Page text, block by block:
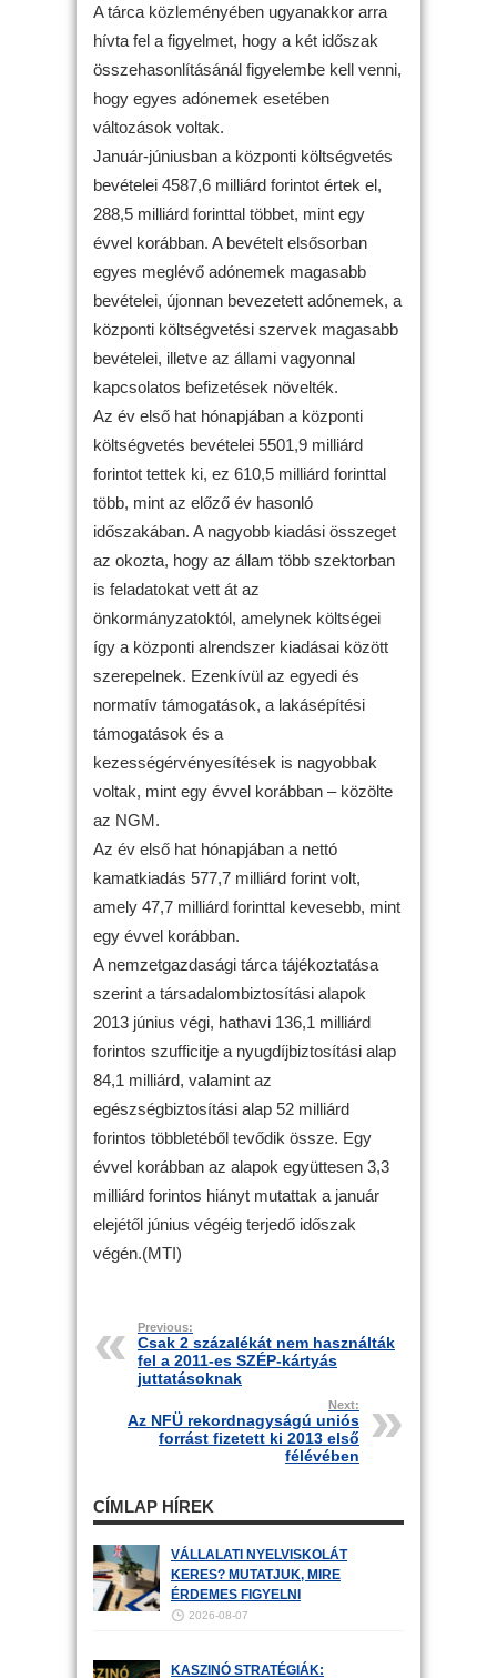
A tárca közleményében ugyanakkor arra
hívta fel a figyelmet, hogy a két időszak
összehasonlításánál figyelembe kell venni,
hogy egyes adónemek esetében
változások voltak.
Január-júniusban a központi költségvetés
bevételei 4587,6 milliárd forintot értek el,
288,5 milliárd forinttal többet, mint egy
évvel korábban. A bevételt elsősorban
egyes meglévő adónemek magasabb
bevételei, újonnan bevezetett adónemek, a
központi költségvetési szervek magasabb
bevételei, illetve az állami vagyonnal
kapcsolatos befizetések növelték.
Az év első hat hónapjában a központi
költségvetés bevételei 5501,9 milliárd
forintot tettek ki, ez 610,5 milliárd forinttal
több, mint az előző év hasonló
időszakában. A nagyobb kiadási összeget
az okozta, hogy az állam több szektorban
is feladatokat vett át az
önkormányzatoktól, amelynek költségei
így a központi alrendszer kiadásai között
szerepelnek. Ezenkívül az egyedi és
normatív támogatások, a lakásépítési
támogatások és a
kezességérvényesítések is nagyobbak
voltak, mint egy évvel korábban – közölte
az NGM.
Az év első hat hónapjában a nettó
kamatkiadás 577,7 milliárd forint volt,
amely 47,7 milliárd forinttal kevesebb, mint
egy évvel korábban.
A nemzetgazdasági tárca tájékoztatása
szerint a társadalombiztosítási alapok
2013 június végi, hathavi 136,1 milliárd
forintos szufficitje a nyugdíjbiztosítási alap
84,1 milliárd, valamint az
egészségbiztosítási alap 52 milliárd
forintos többletéből tevődik össze. Egy
évvel korábban az alapok együttesen 3,3
milliárd forintos hiányt mutattak a január
elejétől június végéig terjedő időszak
végén.(MTI)
Previous:
Csak 2 százalékát nem használták
fel a 2011-es SZÉP-kártyás
juttatásoknak
Next:
Az NFÜ rekordnagyságú uniós
forrást fizetett ki 2013 első
félévében
CÍMLAP HÍREK
VÁLLALATI NYELVISKOLÁT
KERES? MUTATJUK, MIRE
ÉRDEMES FIGYELNI
2026-08-07
KASZINÓ STRATÉGIÁK: